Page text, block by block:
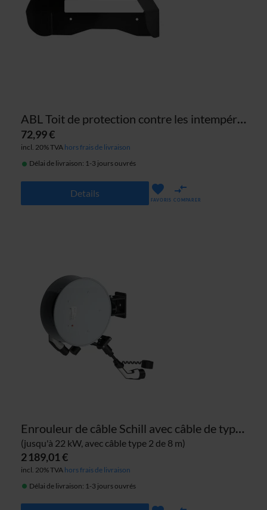
ABL Toit de protection contre les intempéries pour les borne de recharge eMH1 & eMH2
72,99 €
incl. 20% TVA hors frais de livraison
Délai de livraison: 1-3 jours ouvrés
Details
FAVORIS COMPARER
Enrouleur de câble Schill avec câble de type 2
(jusqu'à 22 kW, avec câble type 2 de 8 m)
2 189,01 €
incl. 20% TVA hors frais de livraison
Délai de livraison: 1-3 jours ouvrés